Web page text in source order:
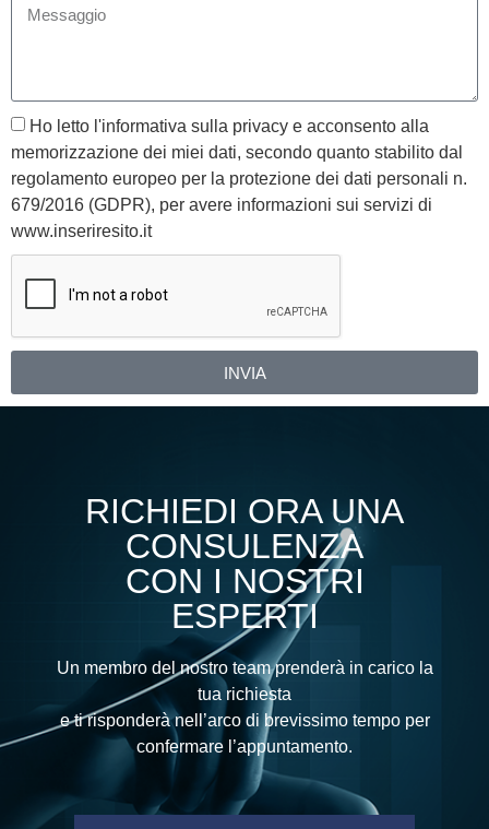
Ho letto l'informativa sulla privacy e acconsento alla
memorizzazione dei miei dati, secondo quanto stabilito dal
regolamento europeo per la protezione dei dati personali n.
679/2016 (GDPR), per avere informazioni sui servizi di
www.inseriresito.it
INVIA
Alternative:
RICHIEDI ORA UNA
CONSULENZA
CON I NOSTRI
ESPERTI
Un membro del nostro team prenderà in carico la
tua richiesta
e ti risponderà nell’arco di brevissimo tempo per
confermare l’appuntamento.